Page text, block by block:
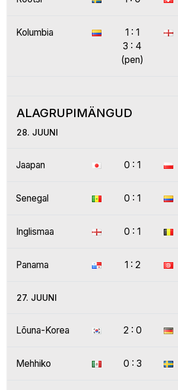
Kolumbia
1 : 1
3 : 4
(pen)
ALAGRUPIMÄNGUD
28. JUUNI
Jaapan 0 : 1
Senegal 0 : 1
Inglismaa 0 : 1
Panama 1 : 2
27. JUUNI
Lõuna-Korea 2 : 0
Mehhiko 0 : 3